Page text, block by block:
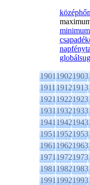
190119021903
191119121913
192119221923
193119321933
194119421943
195119521953
196119621963
197119721973
198119821983
199119921993